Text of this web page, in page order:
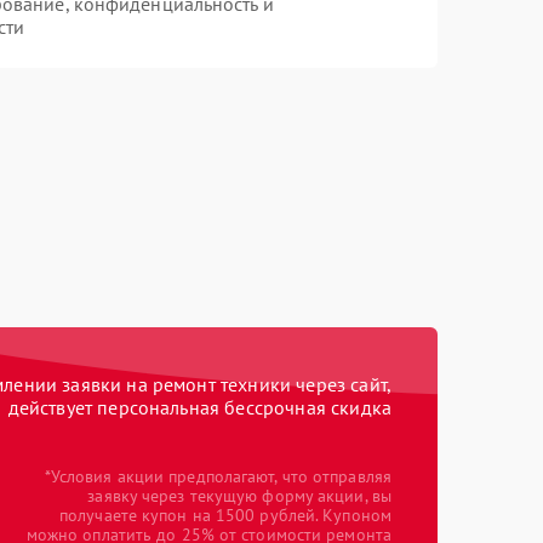
заявки на ремонт техники через сайт,
действует персональная бессрочная скидка
*Условия акции предполагают, что отправляя
заявку через текущую форму акции, вы
получаете купон на 1500 рублей. Купоном
можно оплатить до 25% от стоимости ремонта